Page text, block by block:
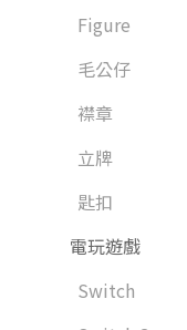
Figure
毛公仔
襟章
立牌
匙扣
電玩遊戲
Switch